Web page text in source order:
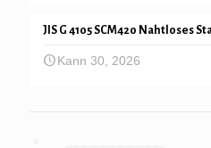
JIS G 4105 SCM420 Nahtloses
Kann 30, 2026